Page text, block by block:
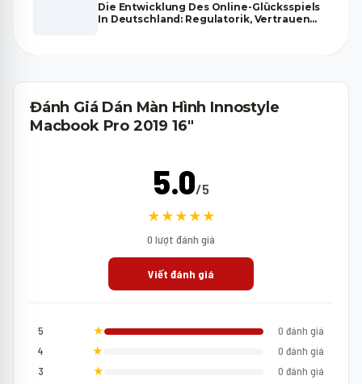
Die Entwicklung Des Online-Glücksspiels
In Deutschland: Regulatorik, Vertrauen
Đánh Giá Dán Màn Hình Innostyle
Macbook Pro 2019 16"
5.0/5
★★★★★
0 lượt đánh giá
Viết đánh giá
5 ★
0 đánh giá
4
★
0 đánh giá
3
★
0 đánh giá